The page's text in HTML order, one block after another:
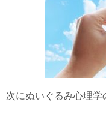
次にぬいぐるみ心理学